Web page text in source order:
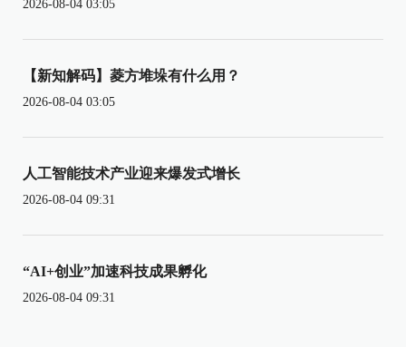
2026-08-04 03:05
【新知解码】菱方堆垛有什么用？
2026-08-04 03:05
人工智能技术产业迎来爆发式增长
2026-08-04 09:31
“AI+创业”加速科技成果孵化
2026-08-04 09:31